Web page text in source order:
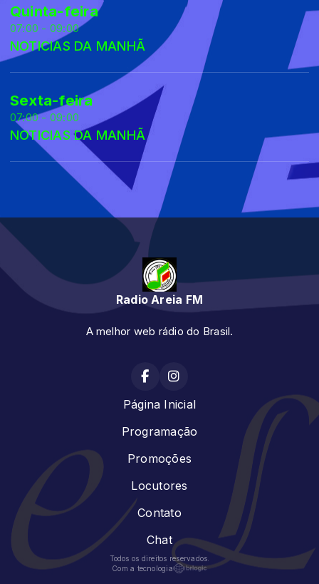
Quinta-feira
07:00 - 09:00
NOTICIAS DA MANHÃ
Sexta-feira
07:00 - 09:00
NOTICIAS DA MANHÃ
Radio Areia FM
A melhor web rádio do Brasil.
Página Inicial
Programação
Promoções
Locutores
Contato
Chat
Todos os direitos reservados.
Com a tecnologia